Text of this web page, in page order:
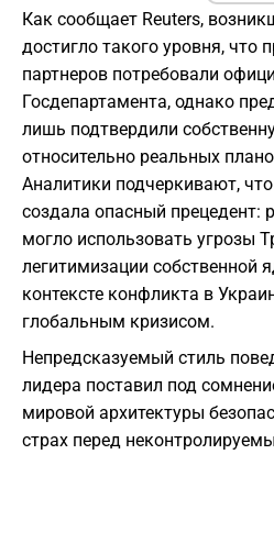
Как сообщает Reuters,
достигло такого уровня, что
партнеров потребовали
Госдепартамента, однако
лишь подтвердили
относительно реальных
Аналитики подчеркивают,
создала опасный прецедент:
могло использовать угрозы
легитимизации собственной
контексте конфликта в
глобальным кризисом.
Непредсказуемый стиль
лидера поставил под
мировой архитектуры
страх перед